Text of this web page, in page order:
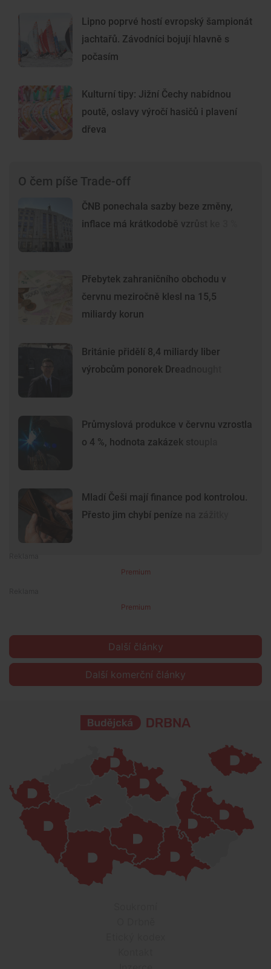
Lipno poprvé hostí evropský šampionát
jachtařů. Závodníci bojují hlavně s
počasím
Kulturní tipy: Jižní Čechy nabídnou
poutě, oslavy výročí hasičů i plavení
dřeva
O čem píše Trade-off
ČNB ponechala sazby beze změny,
inflace má krátkodobě vzrůst ke 3 %
Přebytek zahraničního obchodu v
červnu meziročně klesl na 15,5
miliardy korun
Británie přidělí 8,4 miliardy liber
výrobcům ponorek Dreadnought
Průmyslová produkce v červnu vzrostla
o 4 %, hodnota zakázek stoupla
Mladí Češi mají finance pod kontrolou.
Přesto jim chybí peníze na zážitky
Premium
Premium
Další články
Další komerční články